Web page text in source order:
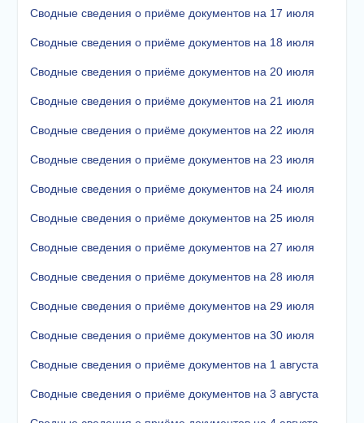
Сводные сведения о приёме документов на 17 июля
Сводные сведения о приёме документов на 18 июля
Сводные сведения о приёме документов на 20 июля
Сводные сведения о приёме документов на 21 июля
Сводные сведения о приёме документов на 22 июля
Сводные сведения о приёме документов на 23 июля
Сводные сведения о приёме документов на 24 июля
Сводные сведения о приёме документов на 25 июля
Сводные сведения о приёме документов на 27 июля
Сводные сведения о приёме документов на 28 июля
Сводные сведения о приёме документов на 29 июля
Сводные сведения о приёме документов на 30 июля
Сводные сведения о приёме документов на 1 августа
Сводные сведения о приёме документов на 3 августа